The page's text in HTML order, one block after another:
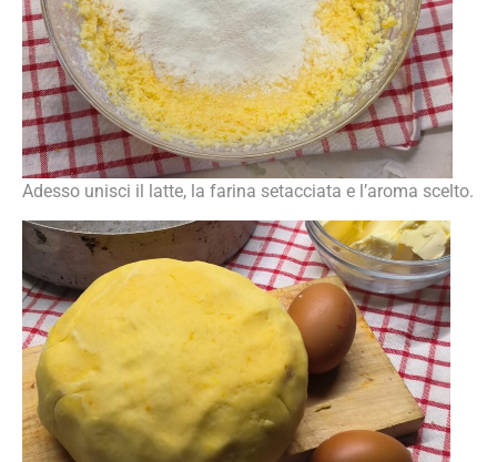
Adesso unisci il latte, la farina setacciata e l’aroma scelto.